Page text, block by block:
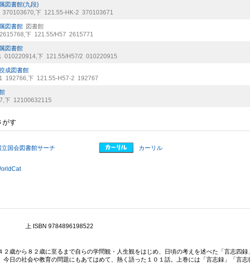
図書館(九段)
370103670 下 121.55-HK-2 370103671
図書館 図書館
2615768 下 121.55/H57 2615771
図書館
010220914 下 121.55/H57/2 010220915
成図書館
192766 下 121.55-H57-2 192767
下 12100632115
がす
立国会図書館サーチ カーリル
上 ISBN 9784896198522
２歳から８２歳に至るまで自らの学問観・人生観をはじめ、日頃の考えを述べた「言志四
今日の社会や教育の問題にもあてはめて、熱く語った１０１話。上巻には「言志録」「言志